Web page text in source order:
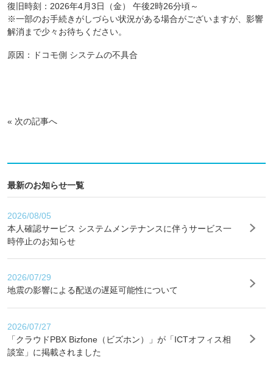
復旧時刻：2026年4月3日（金） 午後2時26分頃～
※一部のお手続きがしづらい状況がある場合がございますが、影響
解消まで少々お待ちください。
原因：ドコモ側 システムの不具合
« 次の記事へ
最新のお知らせ一覧
2026/08/05
本人確認サービス システムメンテナンスに伴うサービス一
時停止のお知らせ
2026/07/29
地震の影響による配送の遅延可能性について
2026/07/27
「クラウドPBX Bizfone（ビズホン）」が「ICTオフィス相
談室」に掲載されました